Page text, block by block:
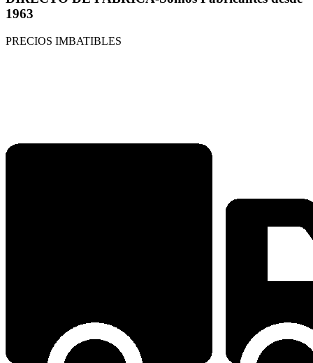
1963
PRECIOS IMBATIBLES